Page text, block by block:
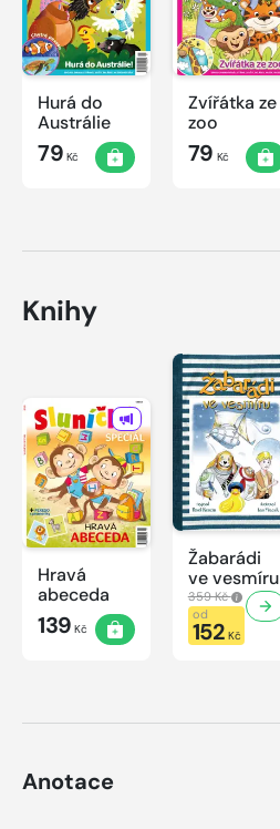
Hurá do
Austrálie
79 Kč
Zvířátka ze
zoo
79 Kč
Knihy
Hravá
abeceda
139 Kč
Žabarádi
ve vesmíru
359 Kč
od
152 Kč
Anotace